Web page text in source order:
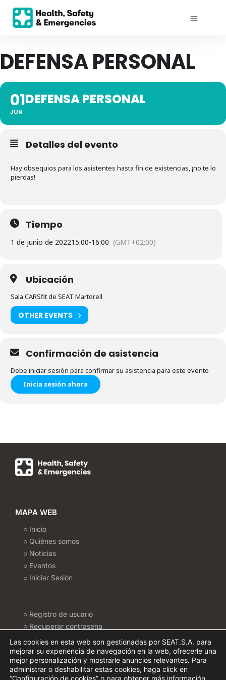
DEFENSA PERSONAL
01
JUN
DEFENSA PERSONAL
Detalles del evento
Hay obsequios para los asistentes hasta fin de existencias, ¡no te lo
pierdas!
Tiempo
1 de junio de 202215:00-16:00 (GMT+02:00)
Ubicación
Sala CARSfit de SEAT Martorell
OTHER EVENTS
Confirmación de asistencia
Debe iniciar sesión para confirmar su asistencia para este evento
Inicia sesión ahora
MAPA WEB
○ Inicio
○ Quiénes somos
○ Noticias
○ Eventos
○ Iniciar Sesión
○ Registro de usuario
○ Recuperar contraseña
○ Politica de Cookies
○ Configurar Cookies
○ Política de privacidad
○ Términos de uso
Las cookies en esta web son gestionadas por SEAT.S.A. para
mejorar su experiencia de navegación en la web, ofrecerle una
mejor personalización y mostrarle anuncios relevantes. Para
administrar o deshabilitar estas cookies, haga click en
“Configuración de cookies” o para obtener más información,